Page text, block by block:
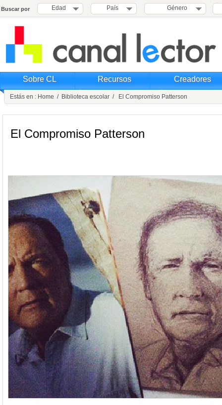
Buscar por Edad País Género
Sobre CL Recursos Creadores
Estás en : Home / Biblioteca escolar / El Compromiso Patterson
El Compromiso Patterson